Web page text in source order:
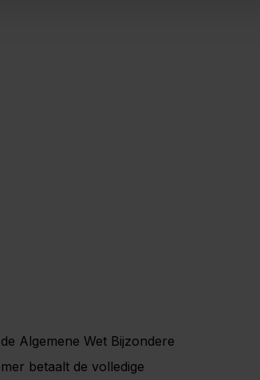
Algemene Wet Bijzondere
betaalt de volledige